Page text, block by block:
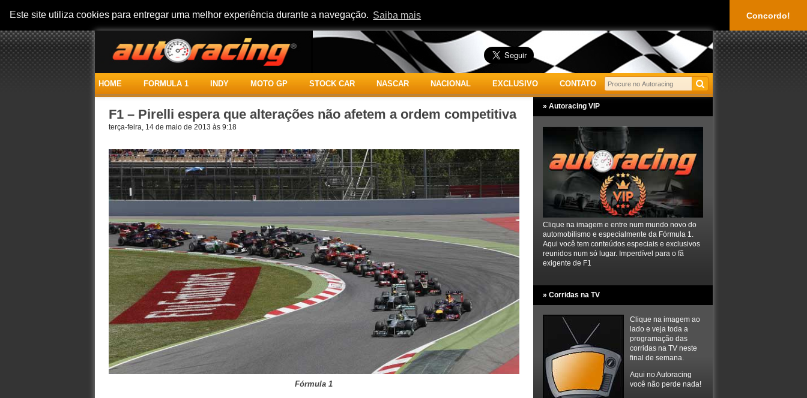
Este site utiliza cookies para entregar uma melhor experiência durante a navegação. Saiba mais Concordo!
HOME FORMULA 1 INDY MOTO GP STOCK CAR NASCAR NACIONAL EXCLUSIVO CONTATO
F1 – Pirelli espera que alterações não afetem a ordem competitiva
terça-feira, 14 de maio de 2013 às 9:18
Fórmula 1
» Autoracing VIP
Clique na imagem e entre num mundo novo do
automobilismo e especialmente da Fórmula 1.
Aqui você tem conteúdos especiais e exclusivos
reunidos num só lugar. Imperdível para o fã
exigente de F1
» Corridas na TV
Clique na imagem ao
lado e veja toda a
programação das
corridas na TV neste
final de semana.
Aqui no Autoracing
você não perde nada!